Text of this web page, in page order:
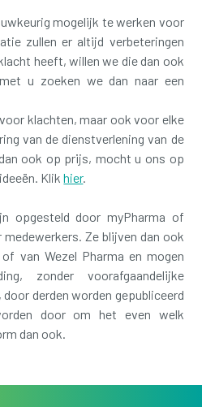
mogelijk te werken voor
zullen er altijd verbeteringen
heeft, willen we die dan ook
u zoeken we dan naar een
klachten, maar ook voor elke
van de dienstverlening van de
ook op prijs, mocht u ons op
Klikhier.
opgesteld door myPharma of
Ze blijven dan ook
van Wezel Pharma en mogen
zonder voorafgaandelijke
derden worden gepubliceerd
door om het even welk
dan ook.